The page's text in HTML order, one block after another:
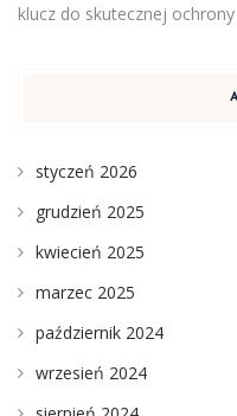
klucz do skutecznej
styczeń 2026
grudzień 2025
kwiecień 2025
marzec 2025
październik 2024
wrzesień 2024